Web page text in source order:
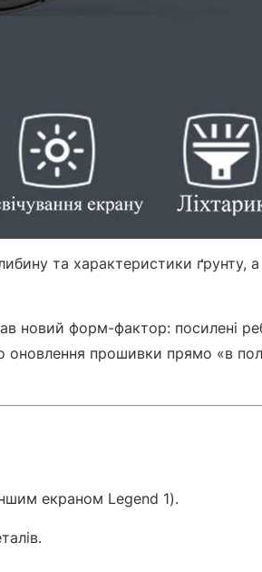
та характеристики ґрунту, а
новий форм-фактор: посилені
оновлення прошивки прямо «в
екраном Legend 1).